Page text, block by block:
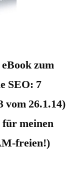
zum
SEO: 7
26.1.14)
für meinen
freien!)